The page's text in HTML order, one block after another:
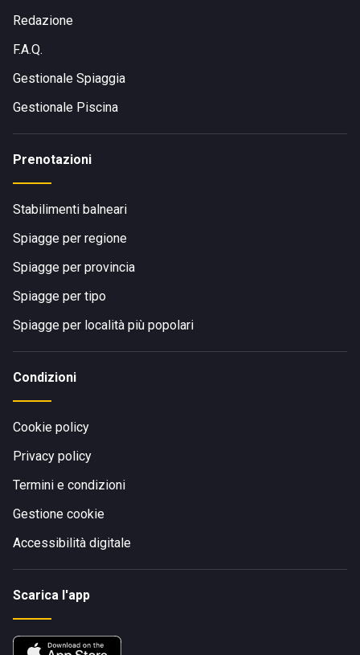
Redazione
F.A.Q.
Gestionale Spiaggia
Gestionale Piscina
Prenotazioni
Stabilimenti balneari
Spiagge per regione
Spiagge per provincia
Spiagge per tipo
Spiagge per località più popolari
Condizioni
Cookie policy
Privacy policy
Termini e condizioni
Gestione cookie
Accessibilità digitale
Scarica l'app